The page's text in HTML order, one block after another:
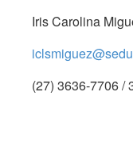
Iris Carolina
(27) 3636-7706 /